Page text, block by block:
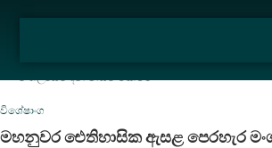
මංගල්‍යයට දින නියම කෙරේ
විශේෂාංග
මහනුවර ඓතිහාසික ඇසළ පෙරහැර